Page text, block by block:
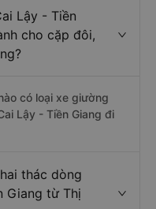
Lậy - Tiền
cho cặp đôi,
có loại xe giường
Lậy - Tiền Giang đi
thác dòng
Giang từ Thị